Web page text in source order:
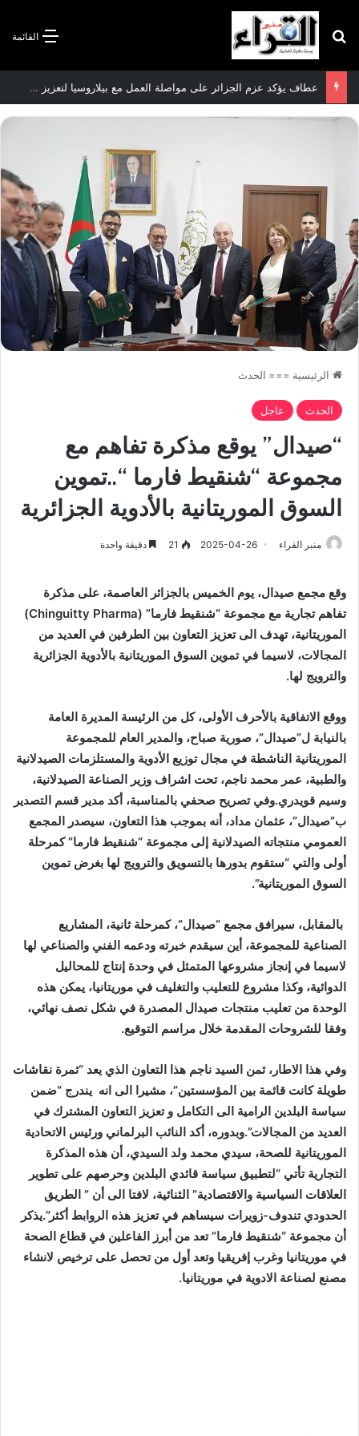
القائمة بحث عن
عطاف يؤكد عزم الجزائر على مواصلة العمل مع بيلاروسيا لتعزيز العلاقات الثنائية
الرئيسية === الحدث
الحدث عاجل
“صيدال” يوقع مذكرة تفاهم مع
مجموعة “شنقيط فارما “..تموين
السوق الموريتانية بالأدوية الجزائرية
منبر القراء 2025-04-26
21 دقيقة واحدة
وقع مجمع صيدال، يوم الخميس بالجزائر العاصمة، على مذكرة
تفاهم تجارية مع مجموعة “شنقيط فارما” (Chinguitty Pharma
)
الموريتانية، تهدف الى تعزيز التعاون بين الطرفين في العديد من
المجالات، لاسيما في تموين السوق الموريتانية بالأدوية الجزائرية
والترويج لها.
ووقع الاتفاقية بالأحرف الأولى، كل من الرئيسة المديرة العامة
بالنيابة ل”صيدال”، صورية صباح، والمدير العام للمجموعة
الموريتانية الناشطة في مجال توزيع الأدوية والمستلزمات الصيدلانية
والطبية، عمر محمد ناجم، تحت اشراف وزير الصناعة الصيدلانية،
وسيم قويدري.وفي تصريح صحفي بالمناسبة، أكد مدير قسم التصدير
ب”صيدال”، عثمان مداد، أنه بموجب هذا التعاون، سيصدر المجمع
العمومي منتجاته الصيدلانية إلى مجموعة “شنقيط فارما” كمرحلة
أولى والتي “ستقوم بدورها بالتسويق والترويج لها بغرض تموين
السوق الموريتانية”.
بالمقابل، سيرافق مجمع “صيدال”، كمرحلة ثانية، المشاريع
الصناعية للمجموعة، أين سيقدم خبرته ودعمه الفني والصناعي لها
لاسيما في إنجاز مشروعها المتمثل في وحدة إنتاج للمحاليل
الدوائية، وكذا مشروع للتعليب والتغليف في موريتانيا، يمكن هذه
الوحدة من تعليب منتجات صيدال المصدرة في شكل نصف نهائي،
وفقا للشروحات المقدمة خلال مراسم التوقيع.
وفي هذا الاطار، ثمن السيد ناجم هذا التعاون الذي يعد “ثمرة نقاشات
طويلة كانت قائمة بين المؤسستين”، مشيرا الى انه يندرج “ضمن
سياسة البلدين الرامية الى التكامل و تعزيز التعاون المشترك في
العديد من المجالات”.وبدوره، أكد النائب البرلماني ورئيس الاتحادية
الموريتانية للصحة، سيدي محمد ولد السيدي، أن هذه المذكرة
التجارية تأتي “لتطبيق سياسة قائدي البلدين وحرصهم على تطوير
العلاقات السياسية والاقتصادية” الثنائية، لافتا الى أن ” الطريق
الحدودي تندوف-زويرات سيساهم في تعزيز هذه الروابط أكثر”.يذكر
أن مجموعة “شنقيط فارما” تعد من أبرز الفاعلين في قطاع الصحة
في موريتانيا وغرب إفريقيا وتعد أول من تحصل على ترخيص لانشاء
مصنع لصناعة الادوية في موريتانيا.